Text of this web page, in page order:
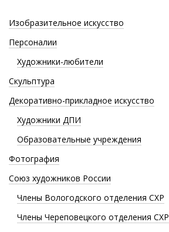
Изобразительное искусство
Персоналии
Художники-любители
Скульптура
Декоративно-прикладное искусство
Художники ДПИ
Образовательные учреждения
Фотография
Союз художников России
Члены Вологодского отделения СХР
Члены Череповецкого отделения СХР